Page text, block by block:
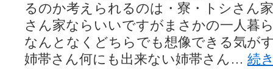
るのか考えられるのは・寮・トシさん
さん家ならいいですがまさかの一人暮
なんとなくどちらでも想像できる気が
姉帯さん何にも出来ない姉帯さん… 続